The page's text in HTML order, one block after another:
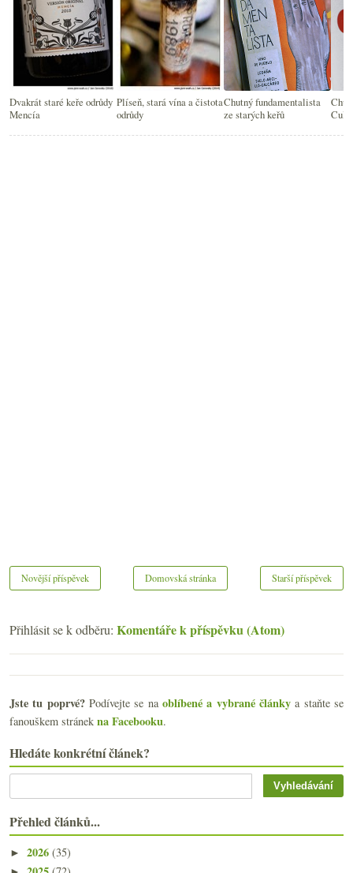
Dvakrát staré keře odrůdy
Mencía
Plíseň, stará vína a čistota
odrůdy
Chutný fundamentalista
ze starých keřů
Novější příspěvek Starší příspěvek
Domovská stránka
Přihlásit se k odběru: Komentáře k příspěvku (Atom)
Jste tu poprvé?Podívejte se naoblíbené a vybrané články a staňte se
fanouškem stránek na Facebooku.
Hledáte konkrétní článek?
Přehled článků...
► 2026 (35)